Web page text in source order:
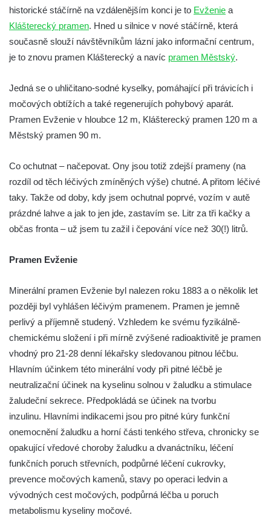
historické stáčírně na vzdálenějším konci je to Evženie a
Klášterecký pramen. Hned u silnice v nové stáčírně, která
současně slouží návštěvníkům lázní jako informační centrum,
je to znovu pramen Klášterecký a navíc pramen Městský.
Jedná se o uhličitano-sodné kyselky, pomáhající při trávicích i
močových obtížích a také regenerujích pohybový aparát.
Pramen Evženie v hloubce 12 m, Klášterecký pramen 120 m a
Městský pramen 90 m.
Co ochutnat – načepovat. Ony jsou totiž zdejší prameny (na
rozdíl od těch léčivých zmíněných výše) chutné. A přitom léčivé
taky. Takže od doby, kdy jsem ochutnal poprvé, vozím v autě
prázdné lahve a jak to jen jde, zastavím se. Litr za tři kačky a
občas fronta – už jsem tu zažil i čepování více než 30(!) litrů.
Pramen Evženie
Minerální pramen Evženie byl nalezen roku 1883 a o několik let
později byl vyhlášen léčivým pramenem. Pramen je jemně
perlivý a příjemně studený. Vzhledem ke svému fyzikálně-
chemickému složení i při mírně zvýšené radioaktivitě je pramen
vhodný pro 21-28 denní lékařsky sledovanou pitnou léčbu.
Hlavním účinkem této minerální vody při pitné léčbě je
neutralizační účinek na kyselinu solnou v žaludku a stimulace
žaludeční sekrece. Předpokládá se účinek na tvorbu
inzulinu. Hlavními indikacemi jsou pro pitné kúry funkční
onemocnění žaludku a horní části tenkého střeva, chronicky se
opakující vředové choroby žaludku a dvanáctníku, léčení
funkčních poruch střevních, podpůrné léčení cukrovky,
prevence močových kamenů, stavy po operaci ledvin a
vývodných cest močových, podpůrná léčba u poruch
metabolismu kyseliny močové.